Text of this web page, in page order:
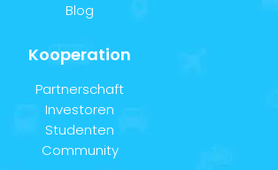
Blog
Kooperation
Partnerschaft
Investoren
Studenten
Community